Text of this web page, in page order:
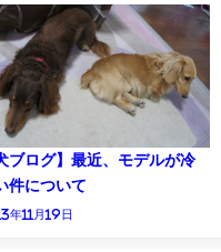
ブログ】最近、モデルが冷
件について
年11月19日